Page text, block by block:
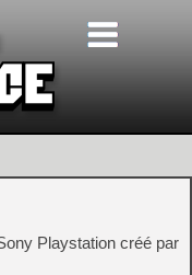
Playstation créé par